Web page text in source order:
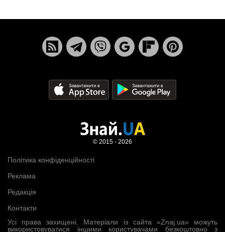
Усі права захищені. Матеріали із сайта «Znaj.ua» можуть
використовуватися іншими користувачами безкоштовно з
Політика конфіденційності
Реклама
Редакція
Контакти
© 2015 - 2026